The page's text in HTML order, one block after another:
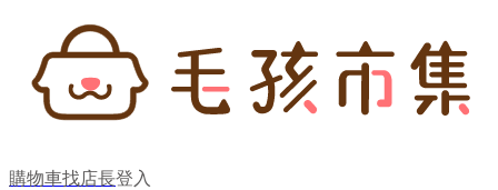
購物車找店長登入